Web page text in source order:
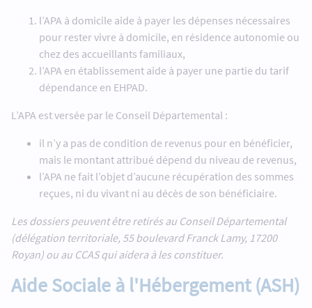
l’APA à domicile aide à payer les dépenses nécessaires
pour rester vivre à domicile, en résidence autonomie ou
chez des accueillants familiaux,
l’APA en établissement aide à payer une partie du tarif
dépendance en EHPAD.
L’APA est versée par le Conseil Départemental :
il n’y a pas de condition de revenus pour en bénéficier,
mais le montant attribué dépend du niveau de revenus,
l’APA ne fait l’objet d’aucune récupération des sommes
reçues, ni du vivant ni au décès de son bénéficiaire.
Les dossiers peuvent être retirés au Conseil Départemental
(délégation territoriale, 55 boulevard Franck Lamy, 17200
Royan) ou au CCAS qui aidera à les constituer.
Aide Sociale à l'Hébergement (ASH)